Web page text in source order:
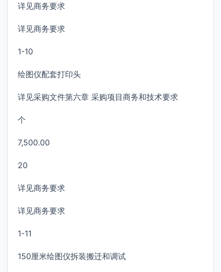
详见商务要求
详见商务要求
1-10
绘图仪配套打印头
详见采购文件第六章 采购项目商务和技术要求
个
7,500.00
20
详见商务要求
详见商务要求
1-11
150厘米绘图仪拆装搬迁和调试